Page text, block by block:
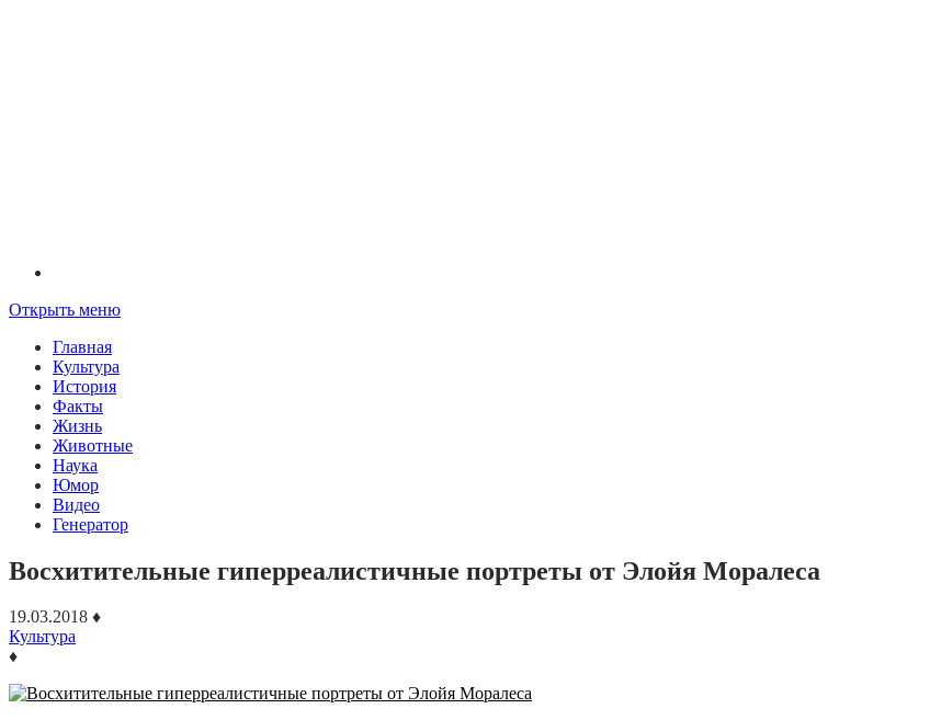
Открыть меню
Главная
Культура
История
Факты
Жизнь
Животные
Наука
Юмор
Видео
Генератор
Восхитительные гиперреалистичные портреты от Элойя Моралеса
19.03.2018 ♦
Культура
♦